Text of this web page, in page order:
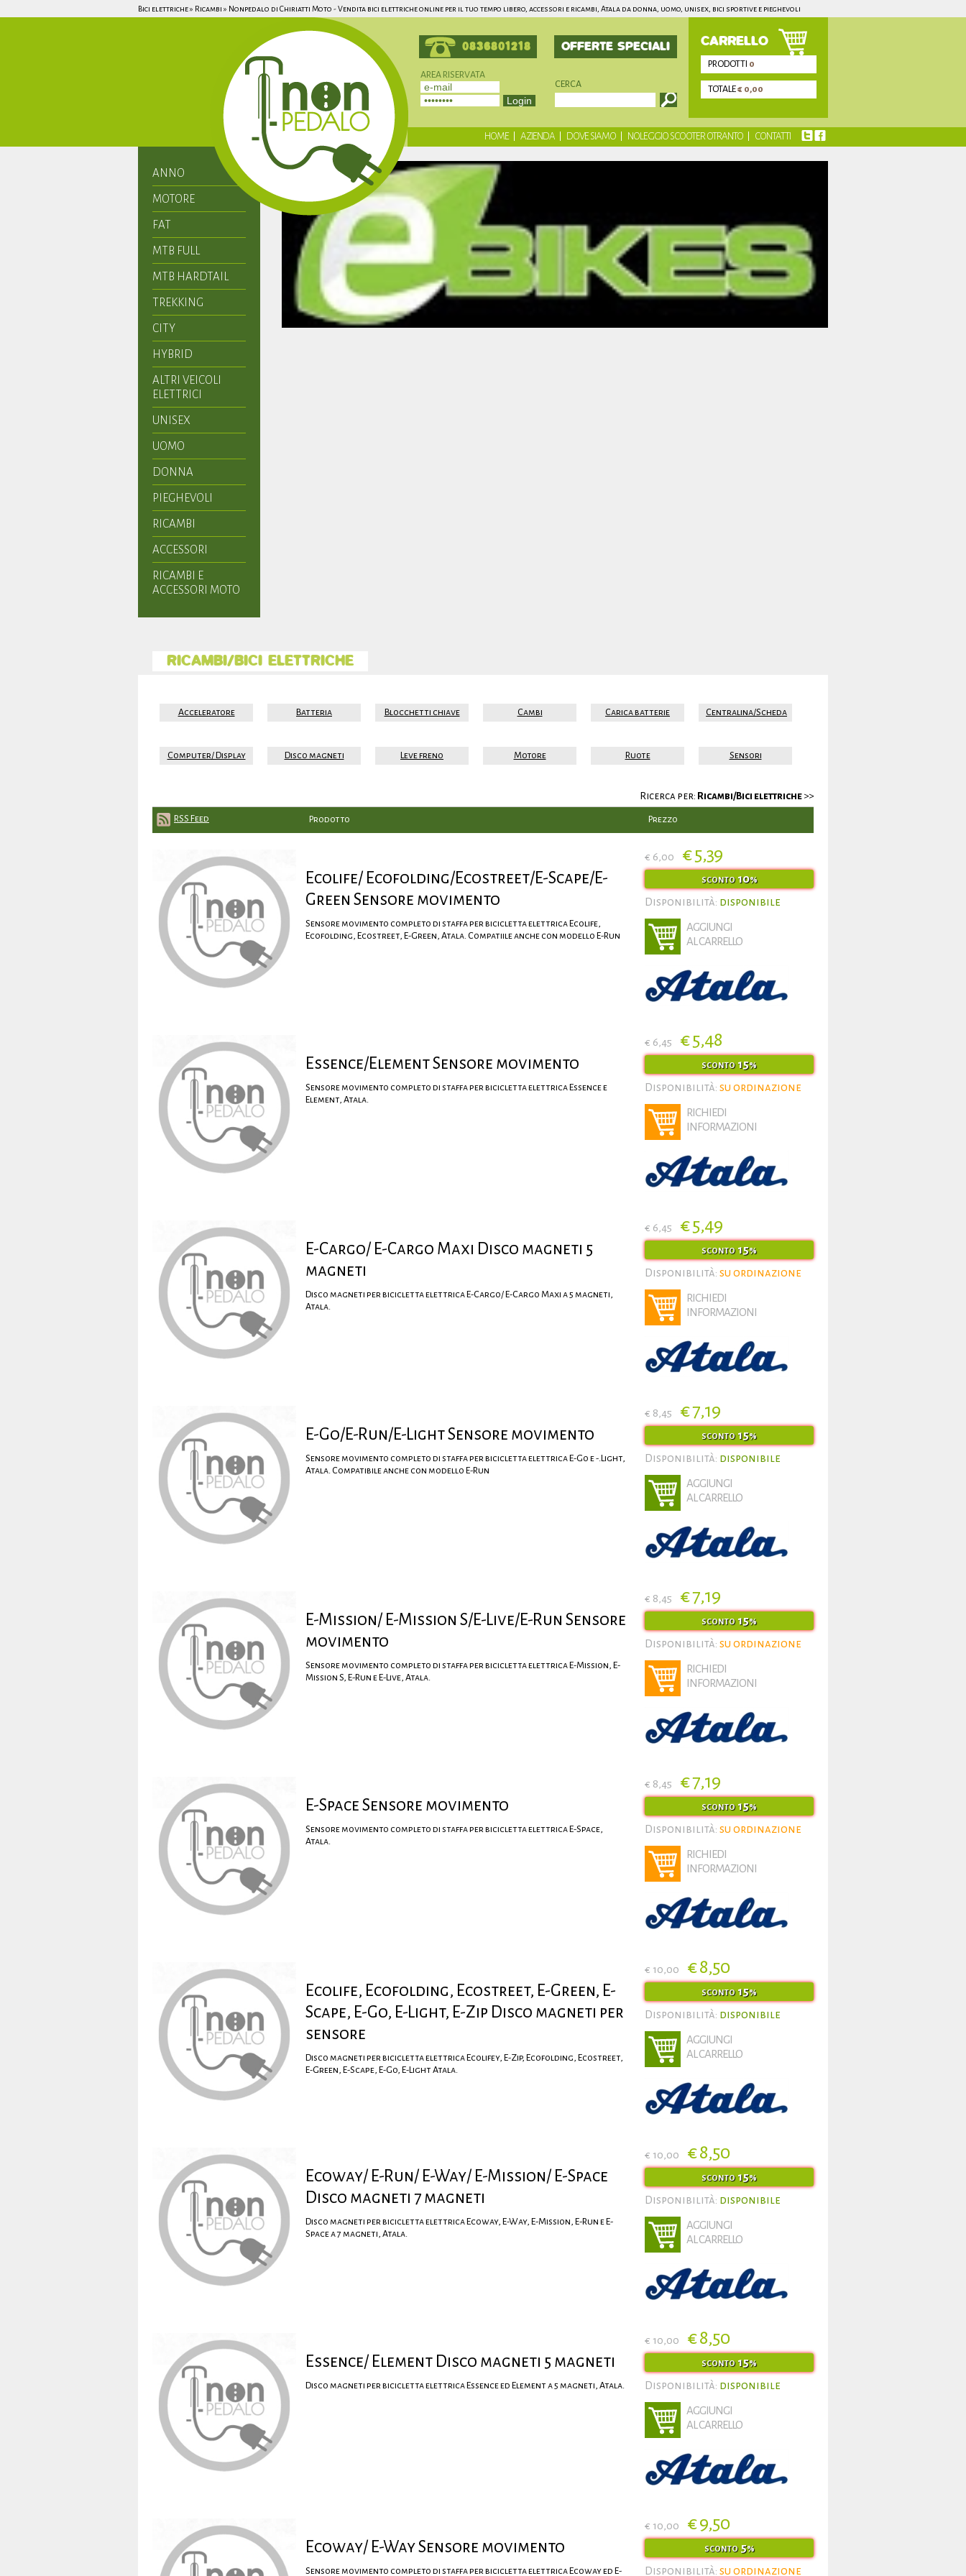
Bici elettriche » Ricambi » Nonpedalo di Chiriatti Moto - Vendita bici elettriche online per il tuo tempo libero, accessori e ricambi, Atala da donna, uomo, unisex, bici sportive e pieghevoli
OFFERTE SPECIALI
0836801218
AREA RISERVATA
Non hai un account?Registrati
CARRELLO
PRODOTTI 0
TOTALE€ 0,00
HOME AZIENDA DOVE SIAMO NOLEGGIO SCOOTER OTRANTO CONTATTI
CERCA
ANNO
MOTORE
FAT
MTB FULL
MTB HARDTAIL
TREKKING
CITY
HYBRID
ALTRI VEICOLI
ELETTRICI
UNISEX
UOMO
DONNA
PIEGHEVOLI
RICAMBI
ACCESSORI
RICAMBI E
ACCESSORI MOTO
RICAMBI/BICI ELETTRICHE
Acceleratore Batteria Blocchetti chiave Cambi Carica batterie Centralina/Scheda
Computer/ Display Disco magneti Leve freno Motore Ruote Sensori
Ricerca per: Ricambi/Bici elettriche >>
RSS Feed Prodotto Prezzo
Ecolife/ Ecofolding/Ecostreet/E-Scape/E-
Green Sensore movimento
Sensore movimento completo di staffa per bicicletta elettrica Ecolife,
Ecofolding, Ecostreet, E-Green, Atala. Compatiile anche con modello E-Run
€ 6,00 € 5,39
SCONTO10%
Disponibilità: disponibile
AGGIUNGI
AL CARRELLO
Essence/Element Sensore movimento
Sensore movimento completo di staffa per bicicletta elettrica Essence e
Element, Atala.
€ 6,45 € 5,48
SCONTO 15%
Disponibilità: su ordinazione
RICHIEDI
INFORMAZIONI
E-Cargo/ E-Cargo Maxi Disco magneti 5
magneti
Disco magneti per bicicletta elettrica E-Cargo/ E-Cargo Maxi a 5 magneti,
Atala.
€ 6,45 € 5,49
SCONTO 15%
Disponibilità: su ordinazione
RICHIEDI
INFORMAZIONI
E-Go/E-Run/E-Light Sensore movimento
Sensore movimento completo di staffa per bicicletta elettrica E-Go e -.Light,
Atala. Compatibile anche con modello E-Run
€ 8,45 € 7,19
SCONTO 15%
Disponibilità: disponibile
AGGIUNGI
AL CARRELLO
E-Mission/ E-Mission S/E-Live/E-Run Sensore
movimento
Sensore movimento completo di staffa per bicicletta elettrica E-Mission, E-
Mission S, E-Run e E-Live, Atala.
€ 8,45 € 7,19
SCONTO 15%
Disponibilità: su ordinazione
RICHIEDI
INFORMAZIONI
E-Space Sensore movimento
Sensore movimento completo di staffa per bicicletta elettrica E-Space,
Atala.
€ 8,45 € 7,19
SCONTO 15%
Disponibilità: su ordinazione
RICHIEDI
INFORMAZIONI
Ecolife, Ecofolding, Ecostreet, E-Green, E-
Scape, E-Go, E-Light, E-Zip Disco magneti per
sensore
Disco magneti per bicicletta elettrica Ecolifey, E-Zip, Ecofolding, Ecostreet,
E-Green, E-Scape, E-Go, E-Light Atala.
€ 10,00 € 8,50
SCONTO 15%
Disponibilità: disponibile
AGGIUNGI
AL CARRELLO
Ecoway/ E-Run/ E-Way/ E-Mission/ E-Space
Disco magneti 7 magneti
Disco magneti per bicicletta elettrica Ecoway, E-Way, E-Mission, E-Run e E-
Space a 7 magneti, Atala.
€ 10,00 € 8,50
SCONTO 15%
Disponibilità: disponibile
AGGIUNGI
AL CARRELLO
Essence/ Element Disco magneti 5 magneti
Disco magneti per bicicletta elettrica Essence ed Element a 5 magneti, Atala.
€ 10,00 € 8,50
SCONTO 15%
Disponibilità: disponibile
AGGIUNGI
AL CARRELLO
Ecoway/ E-Way Sensore movimento
Sensore movimento completo di staffa per bicicletta elettrica Ecoway ed E-
€ 10,00 € 9,50
SCONTO5%
Disponibilità: su ordinazione